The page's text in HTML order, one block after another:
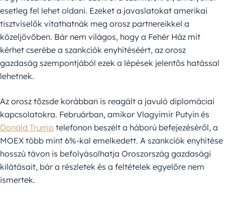
esetleg fel lehet oldani. Ezeket a javaslatokat amerikai
tisztviselők vitathatnák meg orosz partnereikkel a
közeljövőben. Bár nem világos, hogy a Fehér Ház mit
kérhet cserébe a szankciók enyhítéséért, az orosz
gazdaság szempontjából ezek a lépések jelentős hatással
lehetnek.
Az orosz tőzsde korábban is reagált a javuló diplomáciai
kapcsolatokra. Februárban, amikor Vlagyimir Putyin és
Donald Trump telefonon beszélt a háború befejezéséről, a
MOEX több mint 6%-kal emelkedett. A szankciók enyhítése
hosszú távon is befolyásolhatja Oroszország gazdasági
kilátásait, bár a részletek és a feltételek egyelőre nem
ismertek.